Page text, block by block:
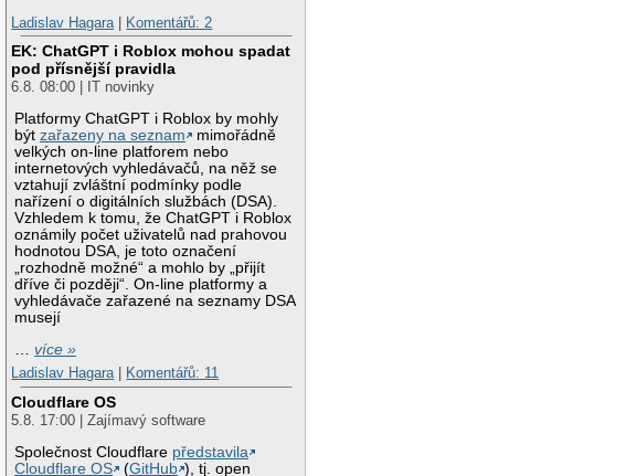
Ladislav Hagara
Komentářů: 2
EK: ChatGPT i Roblox mohou spadat
pod přísnější pravidla
6.8. 08:00 | IT novinky
Platformy ChatGPT i Roblox by mohly
býtzařazeny na seznam
mimořádně
velkých on-line platforem nebo
internetových vyhledávačů, na něž se
vztahují zvláštní podmínky podle
nařízení o digitálních službách (DSA).
Vzhledem k tomu, že ChatGPT i Roblox
oznámily počet uživatelů nad prahovou
hodnotou DSA, je toto označení
„rozhodně možné“ a mohlo by „přijít
dříve či později“. On-line platformy a
vyhledávače zařazené na seznamy DSA
musejí
…více »
Ladislav Hagara| Komentářů: 11
Cloudflare OS
5.8. 17:00 | Zajímavý software
Společnost Cloudflare představila
Cloudflare OS
(GitHub ), tj. open